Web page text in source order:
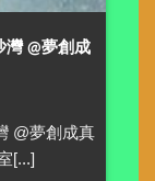
@夢創成
@夢創成真
[...]